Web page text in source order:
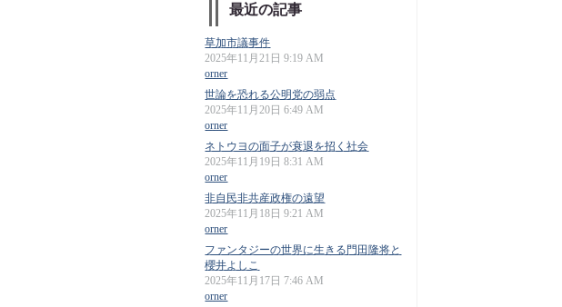
最近の記事
草加市議事件
2025年11月21日 9:19 AM
orner
世論を恐れる公明党の弱点
2025年11月20日 6:49 AM
orner
ネトウヨの面子が衰退を招く社会
2025年11月19日 8:31 AM
orner
非自民非共産政権の遠望
2025年11月18日 9:21 AM
orner
ファンタジーの世界に生きる門田隆将と
櫻井よしこ
2025年11月17日 7:46 AM
orner